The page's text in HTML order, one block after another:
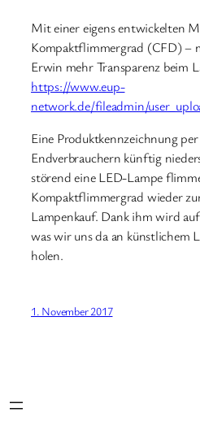
Mit einer eigens entwickelten
Kompaktflimmergrad (CFD) –
Erwin mehr Transparenz beim
https://www.eup-
network.de/fileadmin/
Eine Produktkennzeichnung
Endverbrauchern künftig
störend eine LED-Lampe
Kompaktflimmergrad wieder
Lampenkauf. Dank ihm wird
was wir uns da an künstlichem
holen.
1. November 2017